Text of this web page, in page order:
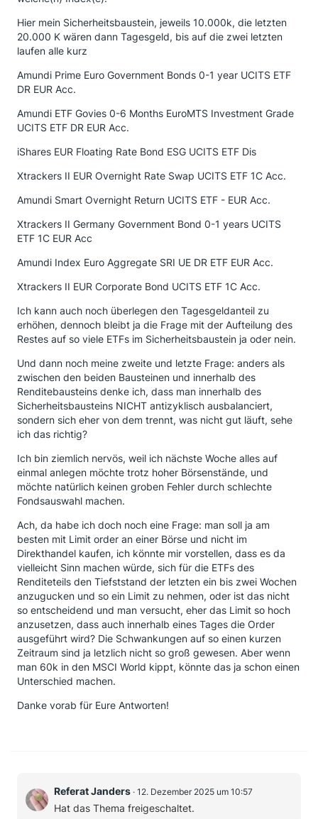
Hier mein Sicherheitsbaustein, jeweils 10.000k, die letzten
20.000 K wären dann Tagesgeld, bis auf die zwei letzten
laufen alle kurz
Amundi Prime Euro Government Bonds 0-1 year UCITS ETF
DR EUR Acc.
Amundi ETF Govies 0-6 Months EuroMTS Investment Grade
UCITS ETF DR EUR Acc.
iShares EUR Floating Rate Bond ESG UCITS ETF Dis
Xtrackers II EUR Overnight Rate Swap UCITS ETF 1C Acc.
Amundi Smart Overnight Return UCITS ETF - EUR Acc.
Xtrackers II Germany Government Bond 0-1 years UCITS
ETF 1C EUR Acc
Amundi Index Euro Aggregate SRI UE DR ETF EUR Acc.
Xtrackers II EUR Corporate Bond UCITS ETF 1C Acc.
Ich kann auch noch überlegen den Tagesgeldanteil zu
erhöhen, dennoch bleibt ja die Frage mit der Aufteilung des
Restes auf so viele ETFs im Sicherheitsbaustein ja oder nein.
Und dann noch meine zweite und letzte Frage: anders als
zwischen den beiden Bausteinen und innerhalb des
Renditebausteins denke ich, dass man innerhalb des
Sicherheitsbausteins NICHT antizyklisch ausbalanciert,
sondern sich eher von dem trennt, was nicht gut läuft, sehe
ich das richtig?
Ich bin ziemlich nervös, weil ich nächste Woche alles auf
einmal anlegen möchte trotz hoher Börsenstände, und
möchte natürlich keinen groben Fehler durch schlechte
Fondsauswahl machen.
Ach, da habe ich doch noch eine Frage: man soll ja am
besten mit Limit order an einer Börse und nicht im
Direkthandel kaufen, ich könnte mir vorstellen, dass es da
vielleicht Sinn machen würde, sich für die ETFs des
Renditeteils den Tiefststand der letzten ein bis zwei Wochen
anzugucken und so ein Limit zu nehmen, oder ist das nicht
so entscheidend und man versucht, eher das Limit so hoch
anzusetzen, dass auch innerhalb eines Tages die Order
ausgeführt wird? Die Schwankungen auf so einen kurzen
Zeitraum sind ja letzlich nicht so groß gewesen. Aber wenn
man 60k in den MSCI World kippt, könnte das ja schon einen
Unterschied machen.
Danke vorab für Eure Antworten!
Referat Janders 12. Dezember 2025 um 10:57
Hat das Thema freigeschaltet.